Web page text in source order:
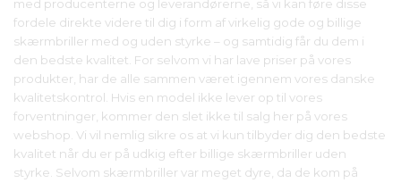
med producenterne og leverandørerne, så vi kan føre disse
fordele direkte videre til dig i form af virkelig gode og billige
skærmbriller med og uden styrke – og samtidig får du dem i
den bedste kvalitet. For selvom vi har lave priser på vores
produkter, har de alle sammen været igennem vores danske
kvalitetskontrol. Hvis en model ikke lever op til vores
forventninger, kommer den slet ikke til salg her på vores
webshop. Vi vil nemlig sikre os at vi kun tilbyder dig den bedste
kvalitet når du er på udkig efter billige skærmbriller uden
styrke. Selvom skærmbriller var meget dyre, da de kom på